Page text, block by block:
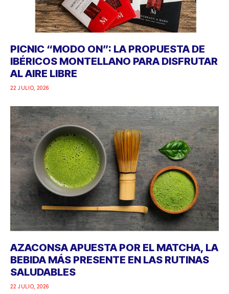
PICNIC “MODO ON”: LA PROPUESTA DE
IBÉRICOS MONTELLANO PARA DISFRUTAR
AL AIRE LIBRE
22 JULIO, 2026
AZACONSA APUESTA POR EL MATCHA, LA
BEBIDA MÁS PRESENTE EN LAS RUTINAS
SALUDABLES
22 JULIO, 2026